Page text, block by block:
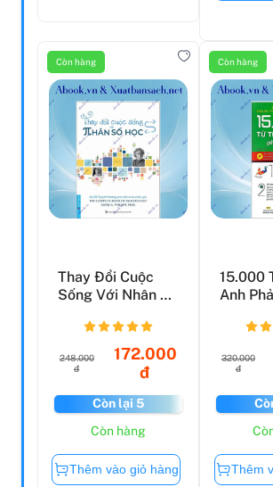
Còn hàng
Thay Đổi Cuộc
Sống Với Nhân Số
248.000
đ
172.000
đ
Còn lại 5
Còn hàng
Thêm vào giỏ hàng
Còn hàng
15.000
Anh
320.000
đ
Thêm